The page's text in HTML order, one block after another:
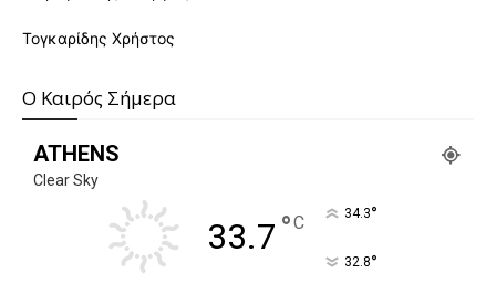
Τογκαρίδης Χρήστος
O Καιρός Σήμερα
ATHENS
Clear Sky
33.7 °C 34.3°
32.8°